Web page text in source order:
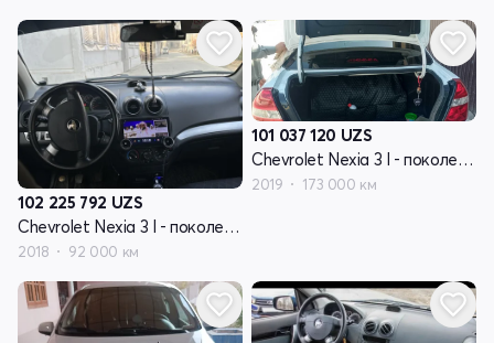
102 225 792 UZS
Chevrolet Nexia 3 I - поколение
2018 92 000 км
101 037 120 UZS
Chevrolet Nexia 3 I - поколение
2019 173 000 км